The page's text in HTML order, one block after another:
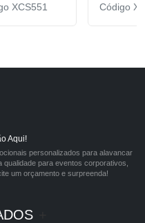
XCS551 Código
Aqui!
personalizados para alavancar
para eventos corporativos,
um orçamento e surpreenda!